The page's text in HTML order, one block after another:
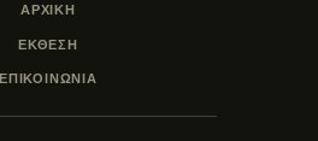
ΑΡΧΙΚΗ
ΕΚΘΕΣΗ
ΕΠΙΚΟΙΝΩΝΙΑ